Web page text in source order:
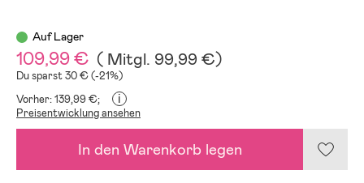
Auf Lager
109,99 € ( Mitgl. 99,99 €)
Du sparst 30 € (-21%)
Vorher: 139,99 €;
i
Preisentwicklung ansehen
In den Warenkorb legen